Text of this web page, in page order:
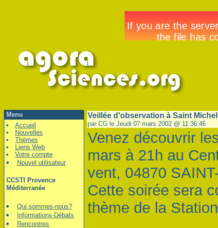
Menu
Accueil
Nouvelles
Thèmes
Liens Web
Votre compte
Nouvel utilisateur
CCSTI Provence
Méditerranée
Qui sommes-nous?
Informations-Débats
Rencontres
Veillée d'observation à Saint
par CG le Jeudi 07 mars 2002 @ 11:36:46
Venez découvrir
mars à 21h au
vent, 04870
Cette soirée sera
thème de la